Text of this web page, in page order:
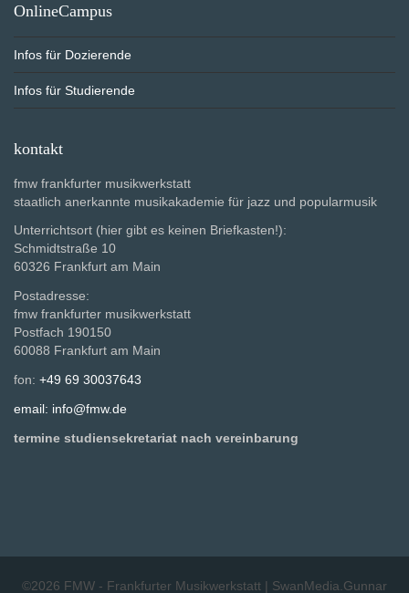
OnlineCampus
Infos für Dozierende
Infos für Studierende
kontakt
fmw frankfurter musikwerkstatt
staatlich anerkannte musikakademie für jazz und popularmusik
Unterrichtsort (hier gibt es keinen Briefkasten!):
Schmidtstraße 10
60326 Frankfurt am Main
Postadresse:
fmw frankfurter musikwerkstatt
Postfach 190150
60088 Frankfurt am Main
fon: +49 69 30037643
email: info@fmw.de
termine studiensekretariat nach vereinbarung
©2026 FMW - Frankfurter Musikwerkstatt | SwanMedia.Gunnar